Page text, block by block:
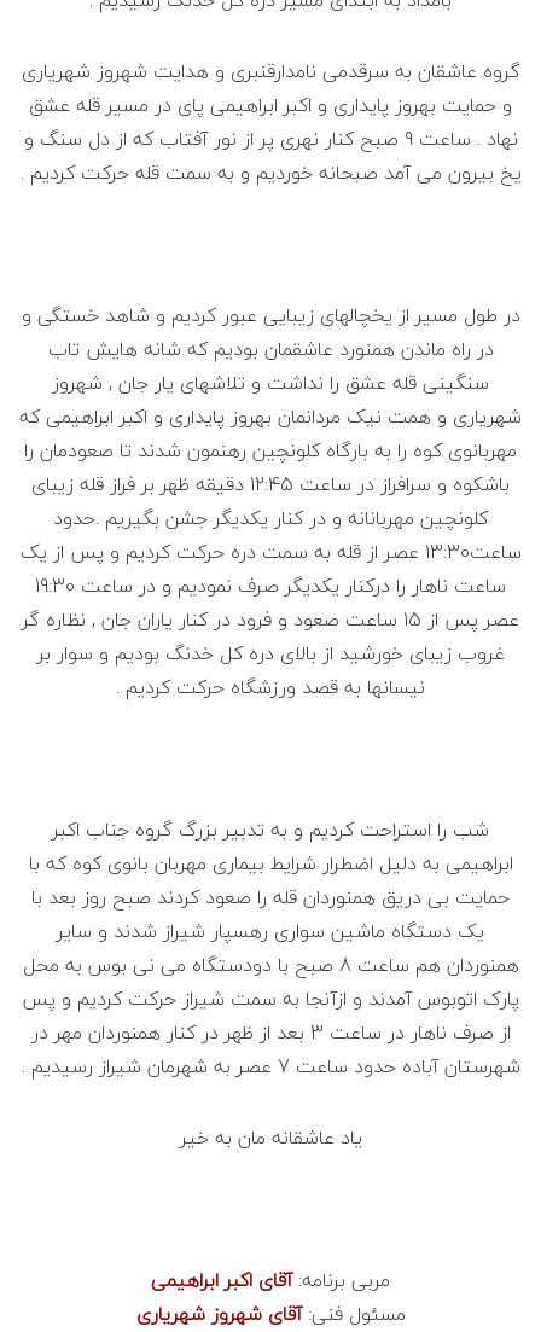
گروه عاشقان به سرقدمی نامدارقنبری و هدایت شهروز شهریاری
و حمایت بهروز پایداری و اکبر ابراهیمی پای در مسیر قله عشق
نهاد . ساعت 9 صبح کنار نهری پر از نور آفتاب که از دل سنگ و
یخ بیرون می آمد صبحانه خوردیم و به سمت قله حرکت کردیم .
در طول مسیر از یخچالهای زیبایی عبور کردیم و شاهد خستگی و
در راه ماندن همنورد عاشقمان بودیم که شانه هایش تاب
سنگینی قله عشق را نداشت و تلاشهای یار جان , شهروز
شهریاری و همت نیک مردانمان بهروز پایداری و اکبر ابراهیمی که
مهربانوی کوه را به بارگاه کلونچین رهنمون شدند تا صعودمان را
باشکوه و سرافراز در ساعت 12:45 دقیقه ظهر بر فراز قله زیبای
کلونچین مهربانانه و در کنار یکدیگر جشن بگیریم .حدود
ساعت13:30 عصر از قله به سمت دره حرکت کردیم و پس از یک
ساعت ناهار را درکنار یکدیگر صرف نمودیم و در ساعت 19:30
عصر پس از 15 ساعت صعود و فرود در کنار یاران جان , نظاره گر
غروب زیبای خورشید از بالای دره کل خدنگ بودیم و سوار بر
نیسانها به قصد ورزشگاه حرکت کردیم .
شب را استراحت کردیم و به تدبیر بزرگ گروه جناب اکبر
ابراهیمی به دلیل اضطرار شرایط بیماری مهربان بانوی کوه که با
حمایت بی دریق همنوردان قله را صعود کردند صبح روز بعد با
یک دستگاه ماشین سواری رهسپار شیراز شدند و سایر
همنوردان هم ساعت 8 صبح با دودستگاه می نی بوس به محل
پارک اتوبوس آمدند و ازآنجا به سمت شیراز حرکت کردیم و پس
از صرف ناهار در ساعت 3 بعد از ظهر در کنار همنوردان مهر در
شهرستان آباده حدود ساعت 7 عصر به شهرمان شیراز رسیدیم .
یاد عاشقانه مان به خیر
مربی برنامه: آقای اکبر ابراهیمی
مسئول فنی:آقای شهروز شهریاری